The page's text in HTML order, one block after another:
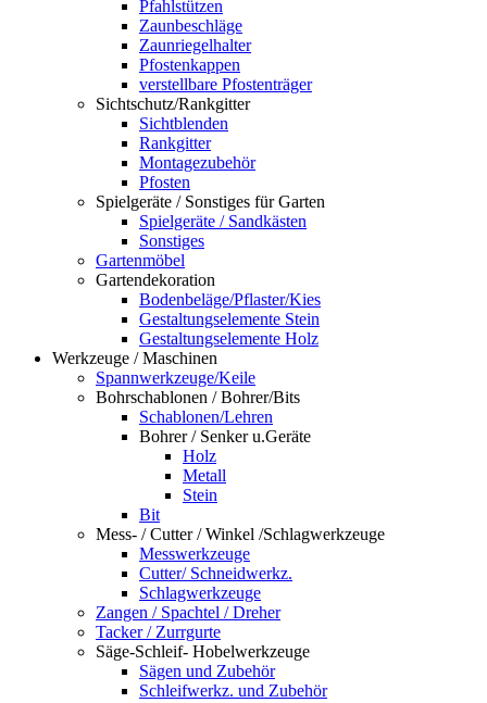
Pfahlstützen
Zaunbeschläge
Zaunriegelhalter
Pfostenkappen
verstellbare Pfostenträger
Sichtschutz/Rankgitter
Sichtblenden
Rankgitter
Montagezubehör
Pfosten
Spielgeräte / Sonstiges für Garten
Spielgeräte / Sandkästen
Sonstiges
Gartenmöbel
Gartendekoration
Bodenbeläge/Pflaster/Kies
Gestaltungselemente Stein
Gestaltungselemente Holz
Werkzeuge / Maschinen
Spannwerkzeuge/Keile
Bohrschablonen / Bohrer/Bits
Schablonen/Lehren
Bohrer / Senker u.Geräte
Holz
Metall
Stein
Bit
Mess- / Cutter / Winkel /Schlagwerkzeuge
Messwerkzeuge
Cutter/ Schneidwerkz.
Schlagwerkzeuge
Zangen / Spachtel / Dreher
Tacker / Zurrgurte
Säge-Schleif- Hobelwerkzeuge
Sägen und Zubehör
Schleifwerkz. und Zubehör